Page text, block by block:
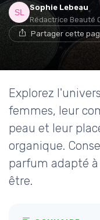
Sophie Lebeau
Rédactrice Beauté
Partager cette
Explorez
femmes, leur
peau et leur
organique.
parfum adapté
être.